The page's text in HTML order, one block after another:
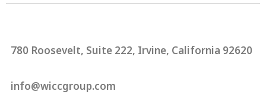
780 Roosevelt, Suite 222, Irvine, California 92620
info@wiccgroup.com